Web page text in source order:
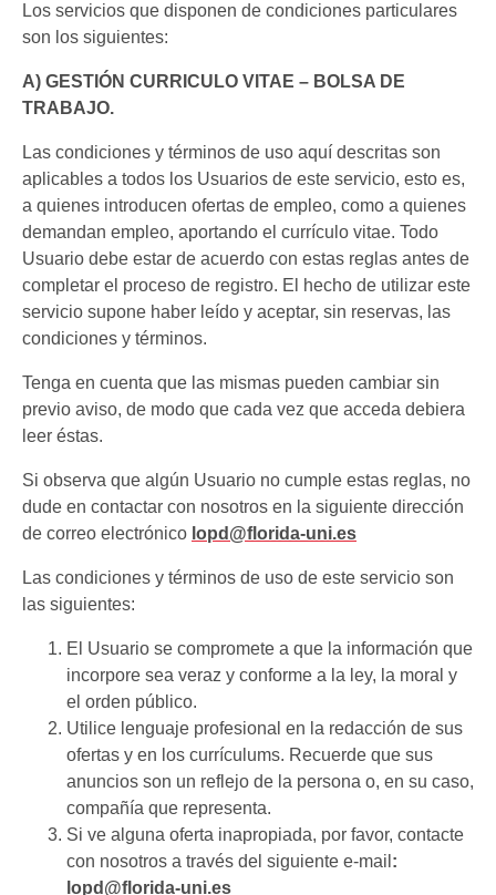
Los servicios que disponen de condiciones particulares
son los siguientes:
A) GESTIÓN CURRICULO VITAE – BOLSA DE
TRABAJO.
Las condiciones y términos de uso aquí descritas son
aplicables a todos los Usuarios de este servicio, esto es,
a quienes introducen ofertas de empleo, como a quienes
demandan empleo, aportando el currículo vitae. Todo
Usuario debe estar de acuerdo con estas reglas antes de
completar el proceso de registro. El hecho de utilizar este
servicio supone haber leído y aceptar, sin reservas, las
condiciones y términos.
Tenga en cuenta que las mismas pueden cambiar sin
previo aviso, de modo que cada vez que acceda debiera
leer éstas.
Si observa que algún Usuario no cumple estas reglas, no
dude en contactar con nosotros en la siguiente dirección
de correo electrónico lopd@florida-uni.es
Las condiciones y términos de uso de este servicio son
las siguientes:
El Usuario se compromete a que la información que
incorpore sea veraz y conforme a la ley, la moral y
el orden público.
Utilice lenguaje profesional en la redacción de sus
ofertas y en los currículums. Recuerde que sus
anuncios son un reflejo de la persona o, en su caso,
compañía que representa.
Si ve alguna oferta inapropiada, por favor, contacte
con nosotros a través del siguiente e-mail :
lopd@florida-uni.es